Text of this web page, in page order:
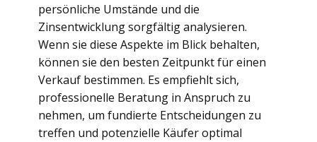
persönliche Umstände und die
Zinsentwicklung sorgfältig analysieren.
Wenn sie diese Aspekte im Blick behalten,
können sie den besten Zeitpunkt für einen
Verkauf bestimmen. Es empfiehlt sich,
professionelle Beratung in Anspruch zu
nehmen, um fundierte Entscheidungen zu
treffen und potenzielle Käufer optimal